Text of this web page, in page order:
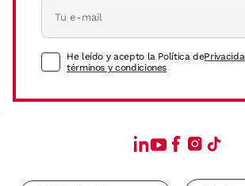
He leído y acepto la Política de
términos y condiciones